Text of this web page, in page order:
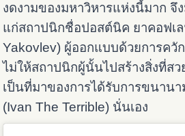
งดงามของมหาวิหารแห่งนี้มาก จึ
แก่สถาปนิกชื่อปอสต์นิค ยาคอฟเ
Yakovlev) ผู้ออกแบบด้วยการควั
ไม่ให้สถาปนิกผู้นั้นไปสร้างสิ่งที่ส
เป็นที่มาของการได้รับการขนาน
(Ivan The Terrible) นั่นเอง